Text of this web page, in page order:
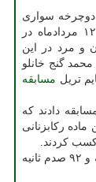
سواری
قهرمانی جهان بصورت تجمیع در مواد مختلف از ۱۲ مردادماه در
و مرد در این
جمعه ۲۰ مردادماه محمد گنج خانلو
تریل مسابقه
بزرگسالان ۷۷ رکابزن مسابقه دادند که
رکابزنانی
کسب کردند.
محمد گنج خانلو با اختلاف زمانی ۱۷ دقیقه و ۴۲ ثانیه و ۹۲ صدم ثانیه